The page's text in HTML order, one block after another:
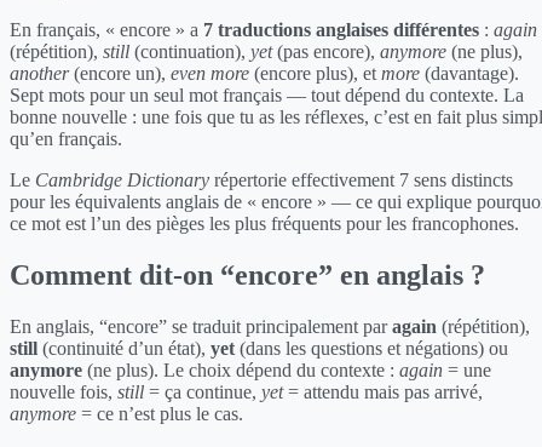
En français, « encore » a 7 traductions anglaises différentes : again
(répétition), still (continuation), yet(pas encore), anymore (ne plus),
another(encore un), even more (encore plus), et more (davantage).
Sept mots pour un seul mot français — tout dépend du contexte. La
bonne nouvelle : une fois que tu as les réflexes, c’est en fait plus
qu’en français.
Le Cambridge Dictionary répertorie effectivement 7 sens distincts
pour les équivalents anglais de « encore » — ce qui explique
ce mot est l’un des pièges les plus fréquents pour les francophones.
Comment dit-on “encore” en anglais ?
En anglais, “encore” se traduit principalement paragain (répétition),
still (continuité d’un état), yet (dans les questions et négations) ou
anymore (ne plus). Le choix dépend du contexte : again = une
nouvelle fois, still = ça continue, yet= attendu mais pas arrivé,
anymore = ce n’est plus le cas.